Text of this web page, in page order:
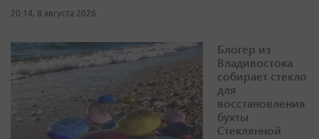
20:14, 8 августа 2026
Блогер из
Владивостока
собирает стекло
для
восстановления
бухты
Стеклянной